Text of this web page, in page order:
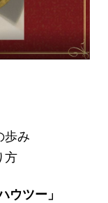
歩み
方
ウツー」